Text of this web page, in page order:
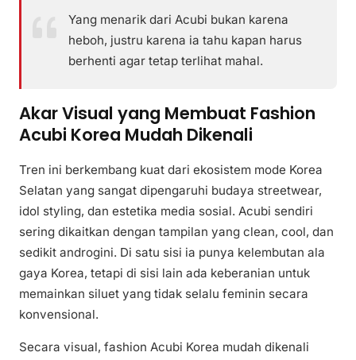
Yang menarik dari Acubi bukan karena
heboh, justru karena ia tahu kapan harus
berhenti agar tetap terlihat mahal.
Akar Visual yang Membuat Fashion
Acubi Korea Mudah Dikenali
Tren ini berkembang kuat dari ekosistem mode Korea
Selatan yang sangat dipengaruhi budaya streetwear,
idol styling, dan estetika media sosial. Acubi sendiri
sering dikaitkan dengan tampilan yang clean, cool, dan
sedikit androgini. Di satu sisi ia punya kelembutan ala
gaya Korea, tetapi di sisi lain ada keberanian untuk
memainkan siluet yang tidak selalu feminin secara
konvensional.
Secara visual, fashion Acubi Korea mudah dikenali